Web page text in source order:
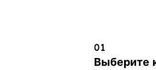
01
Выберите